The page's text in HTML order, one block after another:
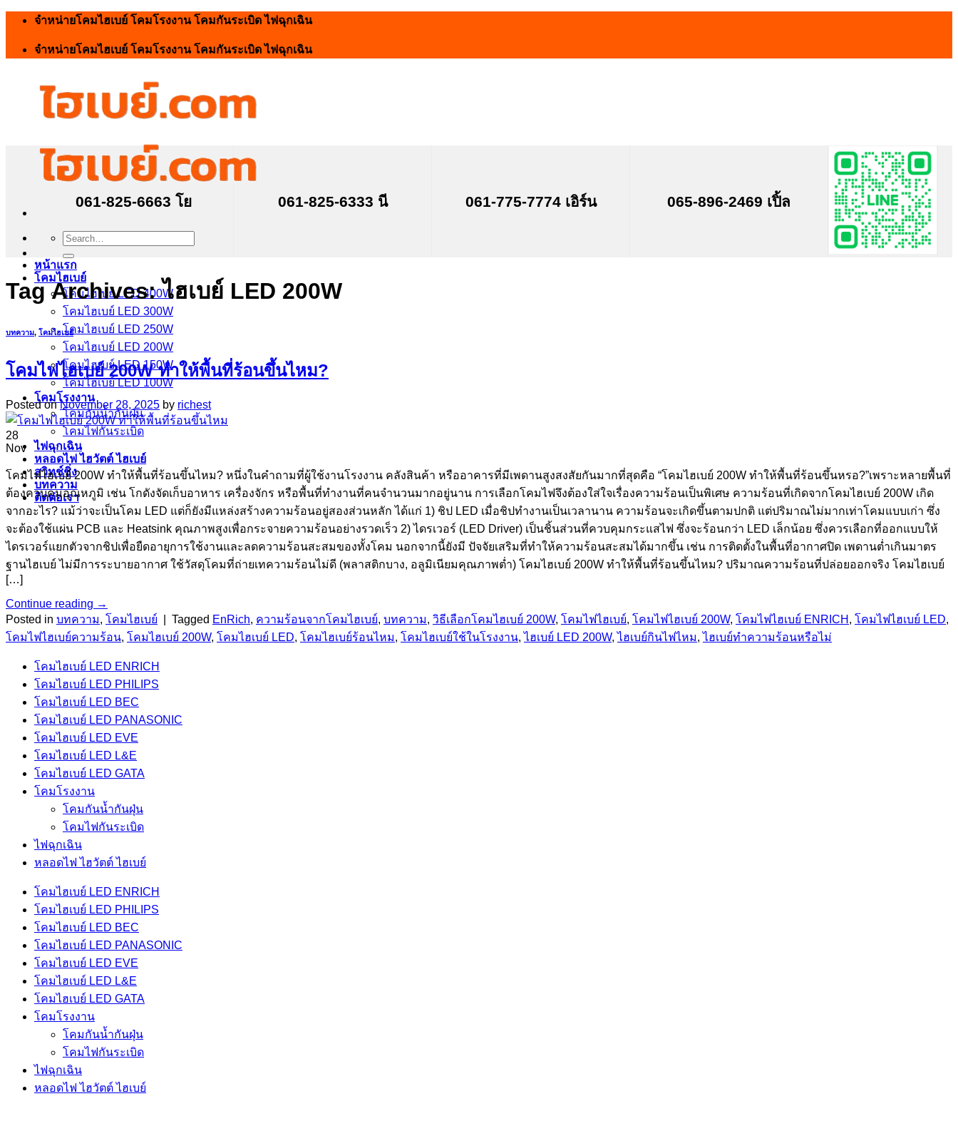
Skip
content
จำหน่ายโคมไฮเบย์ โคมโรงงาน โคมกันระเบิด ไฟฉุกเฉิน
จำหน่ายโคมไฮเบย์ โคมโรงงาน โคมกันระเบิด ไฟฉุกเฉิน
Search
for:
หน้าแรก
โคมไฮเบย์
โคมไฮเบย์ LED 400W
โคมไฮเบย์ LED 300W
โคมไฮเบย์ LED 250W
โคมไฮเบย์ LED 200W
โคมไฮเบย์ LED 150W
โคมไฮเบย์ LED 100W
โคมโรงงาน
โคมกันน้ำกันฝุ่น
โคมไฟกันระเบิด
ไฟฉุกเฉิน
หลอดไฟ ไฮวัตต์ ไฮเบย์
สวิทช์ชิ่ง
บทความ
ติดต่อเรา
061-825-6663 โย 061-825-6333 นี 061-775-7774 เอิร์น 065-896-2469 เปิ้ล
Tag Archives:ไฮเบย์ LED 200W
บทความ, โคมไฮเบย์
โคมไฟไฮเบย์ 200W ทำให้พื้นที่ร้อนขึ้นไหม?
Posted onNovember 28, 2025 by richest
28
Nov
โคมไฟไฮเบย์ 200W ทำให้พื้นที่ร้อนขึ้นไหม? หนึ่งในคำถามที่ผู้ใช้งานโรงงาน คลังสินค้า หรืออาคารที่มีเพดานสูงสงสัยกันมากที่สุดคือ “โคมไฮเบย์ 200W ทำให้พื้นที่ร้อนขึ้นหรอ?”เพราะหลายพื้นที่
ต้องควบคุมอุณหภูมิ เช่น โกดังจัดเก็บอาหาร เครื่องจักร หรือพื้นที่ทำงานที่คนจำนวนมากอยู่นาน การเลือกโคมไฟจึงต้องใส่ใจเรื่องความร้อนเป็นพิเศษ ความร้อนที่เกิดจากโคมไฮเบย์ 200W เกิด
จากอะไร? แม้ว่าจะเป็นโคม LED แต่ก็ยังมีแหล่งสร้างความร้อนอยู่สองส่วนหลัก ได้แก่ 1) ชิป LED เมื่อชิปทำงานเป็นเวลานาน ความร้อนจะเกิดขึ้นตามปกติ แต่ปริมาณไม่มากเท่าโคมแบบเก่า ซึ่ง
จะต้องใช้แผ่น PCB และ Heatsink คุณภาพสูงเพื่อกระจายความร้อนอย่างรวดเร็ว 2) ไดรเวอร์ (LED Driver) เป็นชิ้นส่วนที่ควบคุมกระแสไฟ ซึ่งจะร้อนกว่า LED เล็กน้อย ซึ่งควรเลือกที่ออกแบบให้
ไดรเวอร์แยกตัวจากชิปเพื่อยืดอายุการใช้งานและลดความร้อนสะสมของทั้งโคม นอกจากนี้ยังมี ปัจจัยเสริมที่ทำให้ความร้อนสะสมได้มากขึ้น เช่น การติดตั้งในพื้นที่อากาศปิด เพดานต่ำเกินมาตร
ฐานไฮเบย์ ไม่มีการระบายอากาศ ใช้วัสดุโคมที่ถ่ายเทความร้อนไม่ดี (พลาสติกบาง, อลูมิเนียมคุณภาพต่ำ) โคมไฮเบย์ 200W ทำให้พื้นที่ร้อนขึ้นไหม? ปริมาณความร้อนที่ปล่อยออกจริง โคมไฮเบย์
[…]
Continue reading →
Posted in บทความ, โคมไฮเบย์ Tagged EnRich, ความร้อนจากโคมไฮเบย์, บทความ, วิธีเลือกโคมไฮเบย์ 200W, โคมไฟไฮเบย์, โคมไฟไฮเบย์ 200W, โคมไฟไฮเบย์ ENRICH , โคมไฟไฮเบย์ LED,
โคมไฟไฮเบย์ความร้อน, โคมไฮเบย์ 200W, โคมไฮเบย์ LED, โคมไฮเบย์ร้อนไหม, โคมไฮเบย์ใช้ในโรงงาน,ไฮเบย์ LED 200W,ไฮเบย์กินไฟไหม,ไฮเบย์ทำความร้อนหรือไม่
โคมไฮเบย์ LED ENRICH
โคมไฮเบย์ LED PHILIPS
โคมไฮเบย์ LED BEC
โคมไฮเบย์ LED PANASONIC
โคมไฮเบย์ LED EVE
โคมไฮเบย์ LED L&E
โคมไฮเบย์ LED GATA
โคมโรงงาน
โคมกันน้ำกันฝุ่น
โคมไฟกันระเบิด
ไฟฉุกเฉิน
หลอดไฟ ไฮวัตต์ ไฮเบย์
โคมไฮเบย์ LED ENRICH
โคมไฮเบย์ LED PHILIPS
โคมไฮเบย์ LED BEC
โคมไฮเบย์ LED PANASONIC
โคมไฮเบย์ LED EVE
โคมไฮเบย์ LED L&E
โคมไฮเบย์ LED GATA
โคมโรงงาน
โคมกันน้ำกันฝุ่น
โคมไฟกันระเบิด
ไฟฉุกเฉิน
หลอดไฟ ไฮวัตต์ ไฮเบย์